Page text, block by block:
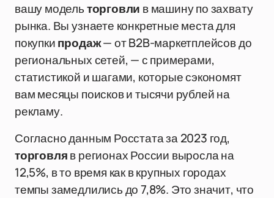
вашу модельторговли в машину по захвату
рынка. Вы узнаете конкретные места для
покупкипродаж— от B2B-маркетплейсов до
региональных сетей, — с примерами,
статистикой и шагами, которые сэкономят
вам месяцы поисков и тысячи рублей на
рекламу.
Согласно данным Росстата за 2023 год,
торговляв регионах России выросла на
12,5%, в то время как в крупных городах
темпы замедлились до 7,8%. Это значит, что